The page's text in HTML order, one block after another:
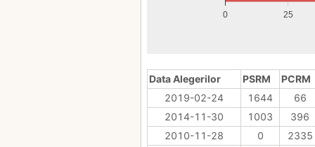
0 25
Data Alegerilor PSRM
PCRM
2019-02-24
1644
66
2014-11-30
1003
396
2010-11-28
0
2335